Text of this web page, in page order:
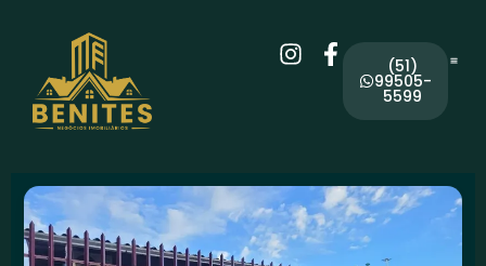
(51)
99505-
5599